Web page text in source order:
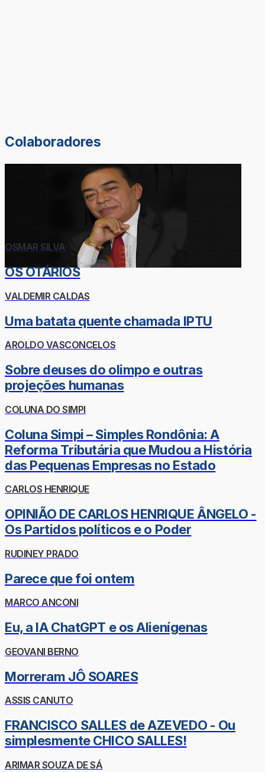
Colaboradores
OSMAR SILVA
OS OTÁRIOS
VALDEMIR CALDAS
Uma batata quente chamada IPTU
AROLDO VASCONCELOS
Sobre deuses do olimpo e outras
projeções humanas
COLUNA DO SIMPI
Coluna Simpi – Simples Rondônia: A
Reforma Tributária que Mudou a História
das Pequenas Empresas no Estado
CARLOS HENRIQUE
OPINIÃO DE CARLOS HENRIQUE ÂNGELO -
Os Partidos políticos e o Poder
RUDINEY PRADO
Parece que foi ontem
MARCO ANCONI
Eu, a IA ChatGPT e os Alienígenas
GEOVANI BERNO
Morreram JÔ SOARES
ASSIS CANUTO
FRANCISCO SALLES de AZEVEDO - Ou
simplesmente CHICO SALLES!
ARIMAR SOUZA DE SÁ